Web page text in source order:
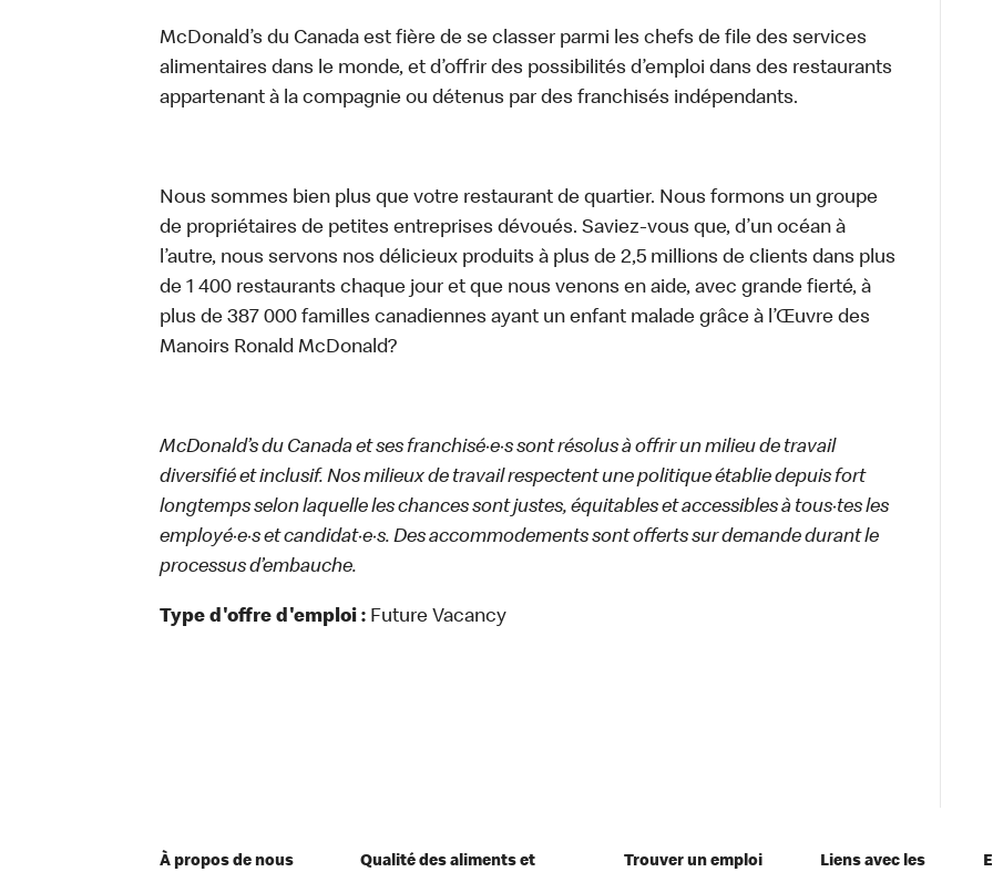
McDonald’s du Canada est fière de se classer parmi les chefs de file des services
alimentaires dans le monde, et d’offrir des possibilités d’emploi dans des restaurants
appartenant à la compagnie ou détenus par des franchisés indépendants.
Nous sommes bien plus que votre restaurant de quartier. Nous formons un groupe
de propriétaires de petites entreprises dévoués. Saviez-vous que, d’un océan à
l’autre, nous servons nos délicieux produits à plus de 2,5 millions de clients dans plus
de 1 400 restaurants chaque jour et que nous venons en aide, avec grande fierté, à
plus de 387 000 familles canadiennes ayant un enfant malade grâce à l’Œuvre des
Manoirs Ronald McDonald?
McDonald’s du Canada et ses franchisé·e·s sont résolus à offrir un milieu de travail
diversifié et inclusif. Nos milieux de travail respectent une politique établie depuis fort
longtemps selon laquelle les chances sont justes, équitables et accessibles à tous·tes les
employé·e·s et candidat·e·s. Des accommodements sont offerts sur demande durant le
processus d’embauche.
Type d'offre d'emploi : Future Vacancy
À propos de nous
Qualité des aliments et
Trouver un emploi
Liens avec les